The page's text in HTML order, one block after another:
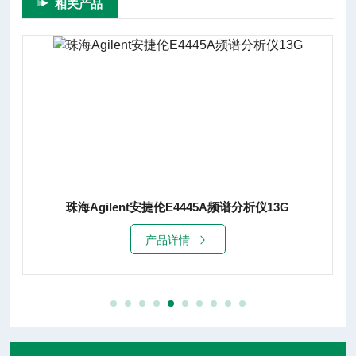
相关产品
珠海Agilent安捷伦E4445A频谱分析仪13G
产品详情